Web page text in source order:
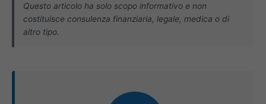
Questo articolo ha solo scopo informativo e non
costituisce consulenza finanziaria, legale, medica o di
altro tipo.